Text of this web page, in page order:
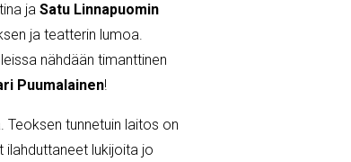
ja Satu Linnapuomin
ja teatterin lumoa.
nähdään timanttinen
Puumalainen!
Teoksen tunnetuin laitos on
ilahduttaneet lukijoita jo